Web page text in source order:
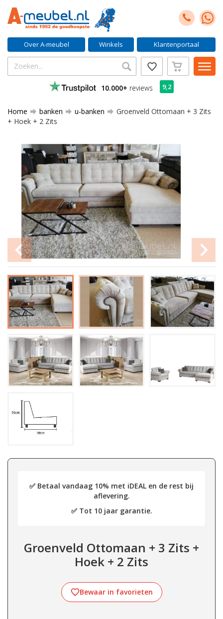
Over A-meubel Winkels Klantenportaal
10.000+ reviews 9,2
Home banken u-banken
Groenveld Ottomaan + 3 Zits
+ Hoek + 2 Zits
✅ Betaal vandaag 10% met iDEAL en de rest bij
aflevering.
✅ Tot 10 jaar garantie.
Groenveld Ottomaan + 3 Zits +
Hoek + 2 Zits
Bewaar in favorieten